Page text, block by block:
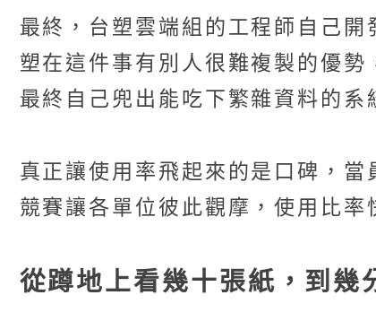
最終，台塑雲端組的工程師自己
塑在這件事有別人很難複製的優
最終自己兜出能吃下繁雜資料的系
真正讓使用率飛起來的是口碑，
競賽讓各單位彼此觀摩，使用比率
從蹲地上看幾十張紙，到幾